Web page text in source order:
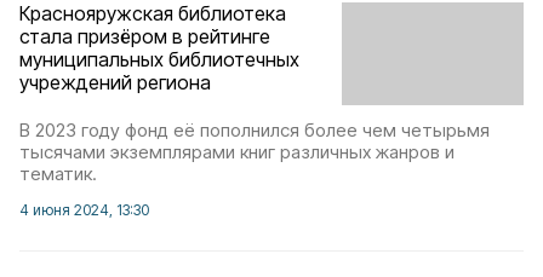
Краснояружская библиотека
стала призёром в рейтинге
муниципальных библиотечных
учреждений региона
В 2023 году фонд её пополнился более чем четырьмя
тысячами экземплярами книг различных жанров и
тематик.
4 июня 2024, 13:30